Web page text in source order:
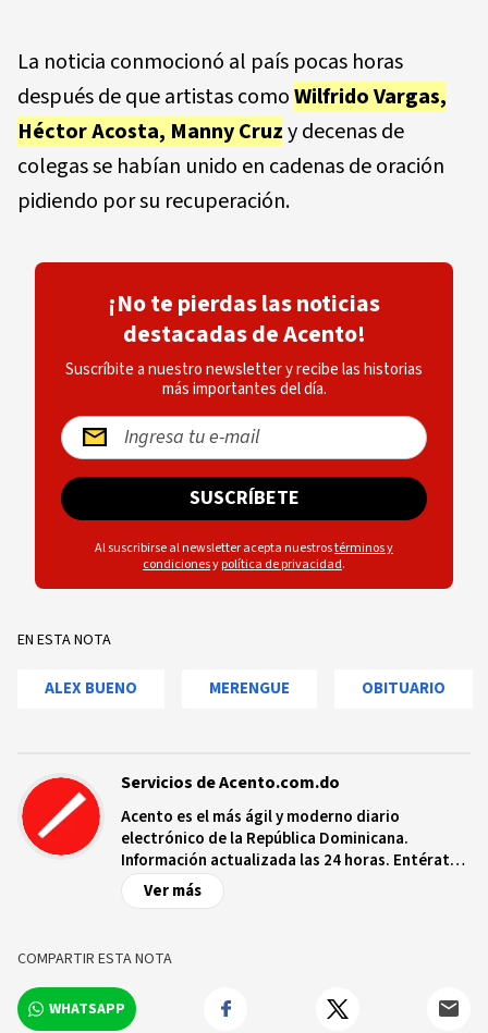
La noticia conmocionó al país pocas horas
después de que artistas comoWilfrido Vargas,
Héctor Acosta, Manny Cruzy decenas de
colegas se habían unido en cadenas de oración
pidiendo por su recuperación.
¡No te pierdas las noticias
destacadas de Acento!
Suscríbite a nuestro newsletter y recibe las historias
más importantes del día.
SUSCRÍBETE
Al suscribirse al newsletter acepta nuestrostérminos y
condicionesypolítica de privacidad.
EN ESTA NOTA
ALEX BUENO MERENGUE OBITUARIO
Servicios de Acento.com.do
Acento es el más ágil y moderno diario
electrónico de la República Dominicana.
Información actualizada las 24 horas. Entérate
de las noticias y sucesos más importantes a
nivel nacional e internacional, videos y fotos
Ver más
COMPARTIR ESTA NOTA
WHATSAPP